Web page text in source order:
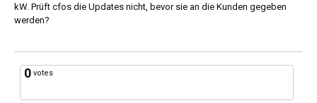
kW. Prüft cfos die Updates nicht, bevor sie an die Kunden gegeben
werden?
0 votes